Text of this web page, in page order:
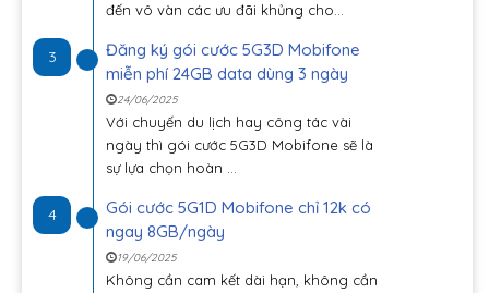
đến vô vàn các ưu đãi khủng cho...
3
Đăng ký gói cước 5G3D Mobifone
miễn phí 24GB data dùng 3 ngày
24/06/2025
Với chuyến du lịch hay công tác vài
ngày thì gói cước 5G3D Mobifone sẽ là
sự lựa chọn hoàn ...
4
Gói cước 5G1D Mobifone chỉ 12k có
ngay 8GB/ngày
19/06/2025
Không cần cam kết dài hạn, không cần